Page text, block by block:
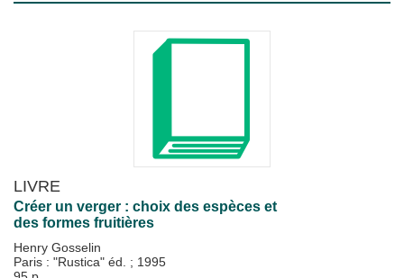
LIVRE
Créer un verger : choix des espèces et
des formes fruitières
Henry Gosselin
Paris : "Rustica" éd. ; 1995